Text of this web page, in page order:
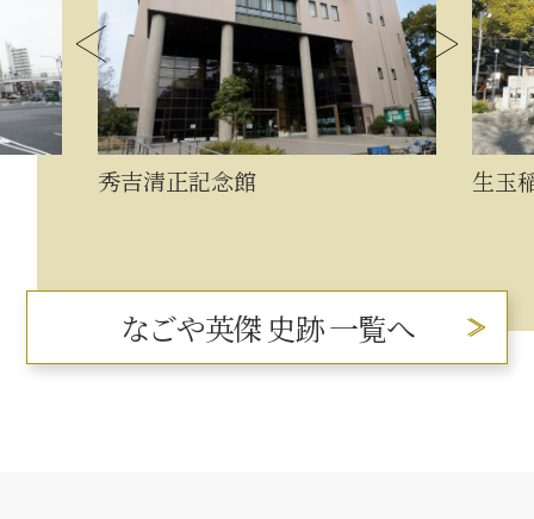
秀吉清正記念館 生玉
なごや英傑 史跡 一覧へ